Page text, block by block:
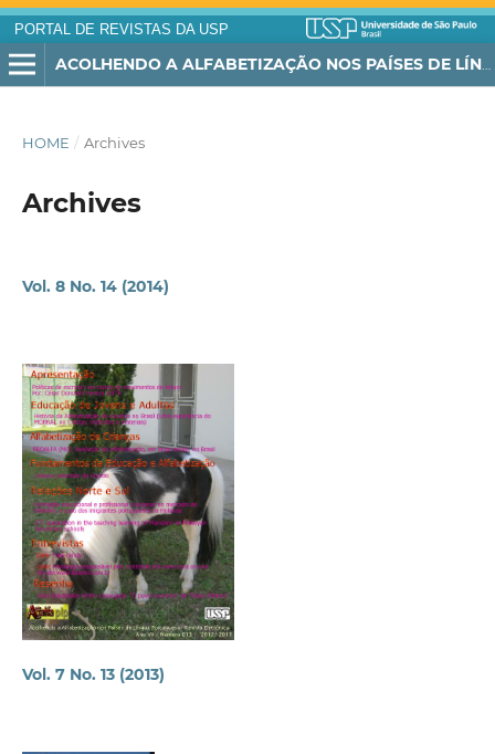
PORTAL DE REVISTAS DA USP
ACOLHENDO A ALFABETIZAÇÃO NOS PAÍSES DE LÍNGUA PORTUGUESA
HOME / Archives
Archives
Vol. 8 No. 14 (2014)
Vol. 7 No. 13 (2013)